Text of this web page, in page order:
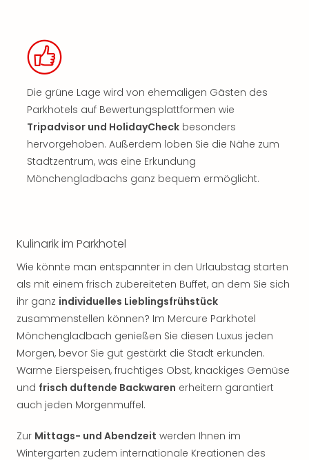
Die grüne Lage wird von ehemaligen Gästen des
Parkhotels auf Bewertungsplattformen wie
Tripadvisor und HolidayCheck besonders
hervorgehoben. Außerdem loben Sie die Nähe zum
Stadtzentrum, was eine Erkundung
Mönchengladbachs ganz bequem ermöglicht.
Kulinarik im Parkhotel
Wie könnte man entspannter in den Urlaubstag starten
als mit einem frisch zubereiteten Buffet, an dem Sie sich
ihr ganz individuelles Lieblingsfrühstück
zusammenstellen können? Im Mercure Parkhotel
Mönchengladbach genießen Sie diesen Luxus jeden
Morgen, bevor Sie gut gestärkt die Stadt erkunden.
Warme Eierspeisen, fruchtiges Obst, knackiges Gemüse
und frisch duftende Backwaren erheitern garantiert
auch jeden Morgenmuffel.
Zur Mittags- und Abendzeit werden Ihnen im
Wintergarten zudem internationale Kreationen des